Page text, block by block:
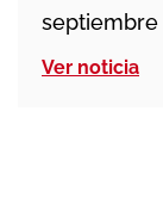
de
Ver noticia